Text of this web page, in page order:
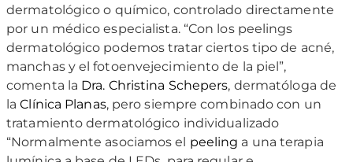
dermatológico o químico, controlado directamente
por un médico especialista. “Con los peelings
dermatológico podemos tratar ciertos tipo de acné,
manchas y el fotoenvejecimiento de la piel”,
comenta la Dra. Christina Schepers, dermatóloga de
laClínica Planas, pero siempre combinado con un
tratamiento dermatológico individualizado
“Normalmente asociamos el peeling a una terapia